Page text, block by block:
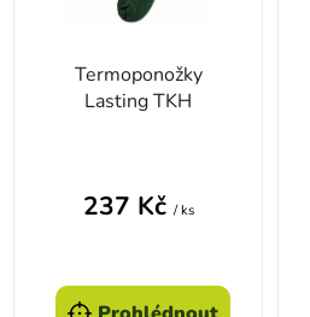
Termoponožky
Lasting TKH
237 Kč / ks